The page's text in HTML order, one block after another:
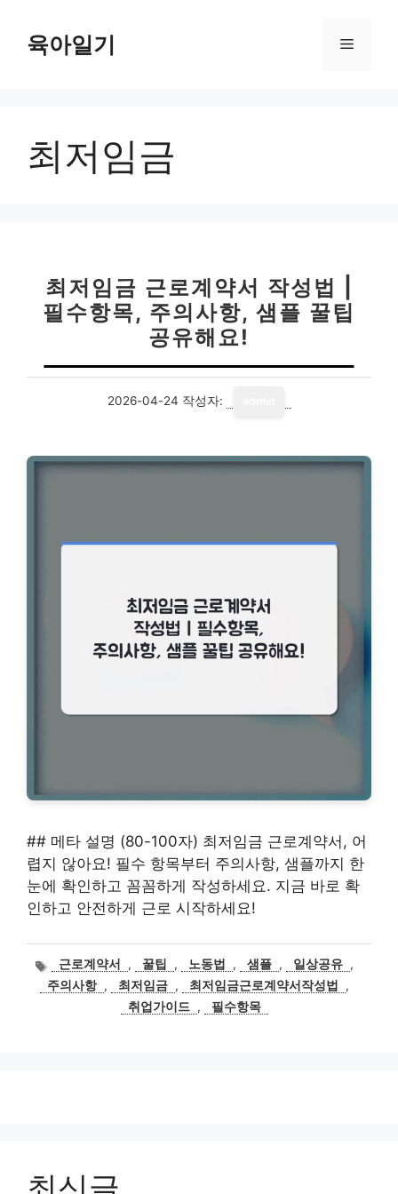
육아일기 메
최저임금
최저임금 근로계약서 작성법 |
필수항목, 주의사항, 샘플 꿀팁
공유해요!
2026-04-24 작성자:
## 메타 설명 (80-100자) 최저임금 근로계약서, 어
렵지 않아요! 필수 항목부터 주의사항, 샘플까지 한
눈에 확인하고 꼼꼼하게 작성하세요. 지금 바로 확
인하고 안전하게 근로 시작하세요!
태
그
근로계약서 , 꿀팁 , 노동법 , 샘플 , 일상공유 ,
주의사항 , 최저임금 , 최저임금근로계약서작성법
,
취업가이드 , 필수항목